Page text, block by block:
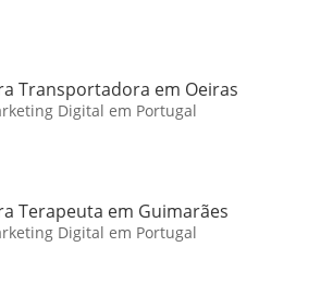
Transportadora em Oeiras
Digital em Portugal
Terapeuta em Guimarães
Digital em Portugal